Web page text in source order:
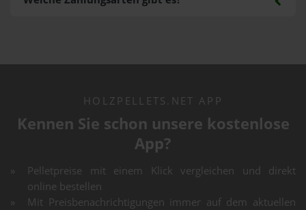
HOLZPELLETS.NET APP
Kennen Sie schon unsere kostenlose
App?
Pelletpreise mit einem Klick vergleichen und direkt
online bestellen
Mit Preisbenachrichtigungen immer auf dem aktuellen